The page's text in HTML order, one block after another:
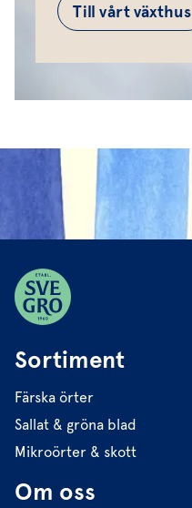
Till vårt växthus
Sortiment
Färska örter
Sallat & gröna blad
Mikroörter & skott
Om oss